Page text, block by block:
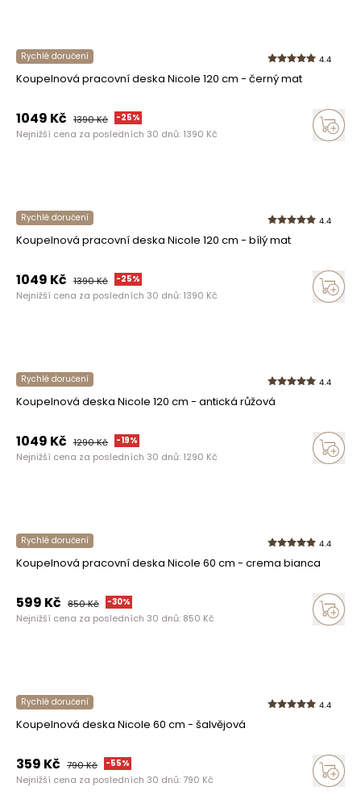
Rychlé doručení 4.4
Koupelnová pracovní deska Nicole 120 cm - černý mat
1049 Kč 1390Kč -25%
Nejnižší cena za posledních 30 dnů: 1390 Kč
Rychlé doručení 4.4
Koupelnová pracovní deska Nicole 120 cm - bílý mat
1049 Kč 1390Kč -25%
Nejnižší cena za posledních 30 dnů: 1390 Kč
Rychlé doručení 4.4
Koupelnová deska Nicole 120 cm - antická růžová
1049 Kč 1290Kč -19%
Nejnižší cena za posledních 30 dnů: 1290 Kč
Rychlé doručení 4.4
Koupelnová pracovní deska Nicole 60 cm - crema bianca
599 Kč 850Kč -30%
Nejnižší cena za posledních 30 dnů: 850 Kč
Rychlé doručení 4.4
Koupelnová deska Nicole 60 cm - šalvějová
359 Kč 790Kč -55%
Nejnižší cena za posledních 30 dnů: 790 Kč